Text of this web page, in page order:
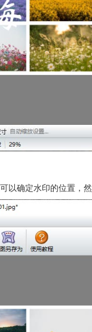
以确定水印的位置，